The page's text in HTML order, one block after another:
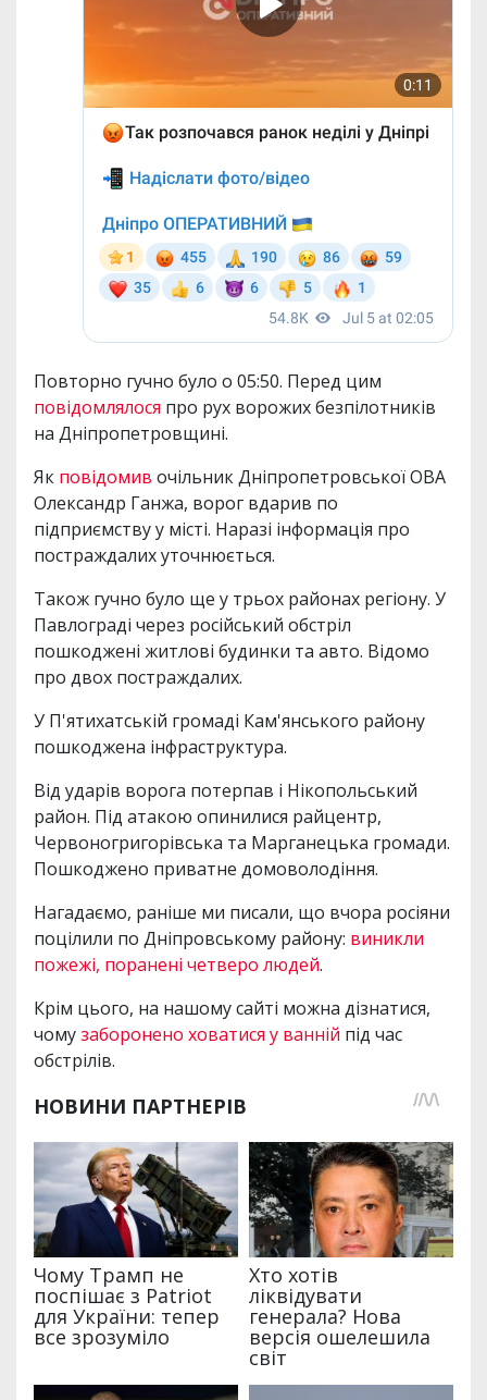
Повторно гучно було о 05:50. Перед цим
повідомлялося про рух ворожих безпілотників
на Дніпропетровщині.
Як повідомив очільник Дніпропетровської ОВА
Олександр Ганжа, ворог вдарив по
підприємству у місті. Наразі інформація про
постраждалих уточнюється.
Також гучно було ще у трьох районах регіону. У
Павлограді через російський обстріл
пошкоджені житлові будинки та авто. Відомо
про двох постраждалих.
У П'ятихатській громаді Кам'янського району
пошкоджена інфраструктура.
Від ударів ворога потерпав і Нікопольський
район. Під атакою опинилися райцентр,
Червоногригорівська та Марганецька громади.
Пошкоджено приватне домоволодіння.
Нагадаємо, раніше ми писали, що вчора росіяни
поцілили по Дніпровському району: виникли
пожежі, поранені четверо людей.
Крім цього, на нашому сайті можна дізнатися,
чомузаборонено ховатися у ванній під час
обстрілів.